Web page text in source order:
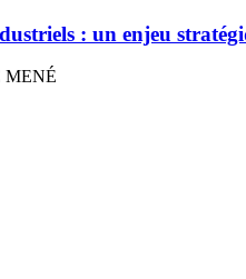
: un enjeu
MENÉ